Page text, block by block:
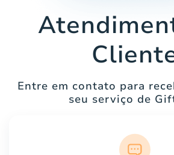
Entre em contato para
seu serviço de